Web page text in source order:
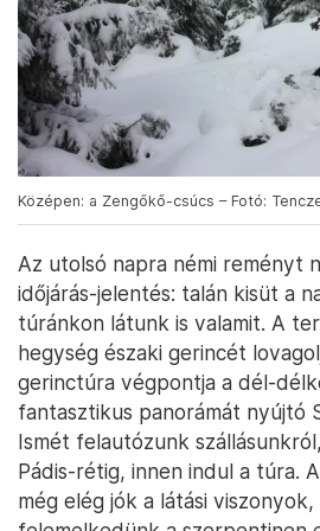
Középen: a Zengőkő-csúcs – Fotó:
Az utolsó napra némi reményt
időjárás-jelentés: talán kisüt a
túránkon látunk is valamit. A
hegység északi gerincét
gerinctúra végpontja a dél-
fantasztikus panorámát nyújtó
Ismét felautózunk
Pádis-rétig, innen indul a túra.
még elég jók a látási